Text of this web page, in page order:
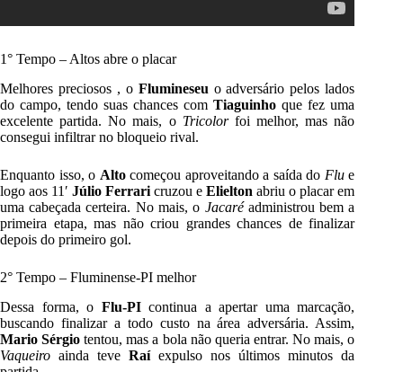
1° Tempo – Altos abre o placar
Melhores preciosos , o Flumineseu o adversário pelos lados
do campo, tendo suas chances comTiaguinho que fez uma
excelente partida.No mais, o Tricolorfoi melhor, mas não
consegui infiltrar no bloqueio rival.
Enquanto isso, o Altocomeçou aproveitando a saída do Flue
logo aos 11′Júlio Ferrari cruzou eElielton abriu o placar em
uma cabeçada certeira. No mais, o Jacaréadministrou bem a
primeira etapa, mas não criou grandes chances de finalizar
depois do primeiro gol.
2° Tempo – Fluminense-PI melhor
Dessa forma, o Flu-PIcontinua a apertar uma marcação,
buscando finalizar a todo custo na área adversária. Assim,
Mario Sérgio tentou, mas a bola não queria entrar.No mais, o
Vaqueiro ainda teveRaíexpulso nos últimos minutos da